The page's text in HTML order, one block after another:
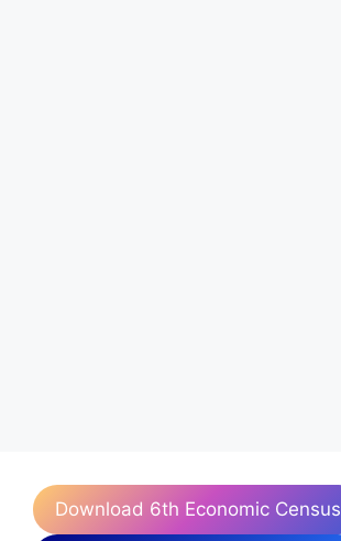
Download 6th Economic Census